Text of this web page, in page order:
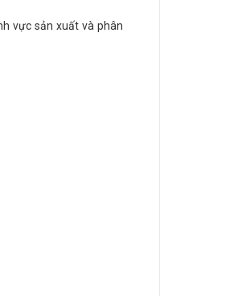
vực sản xuất và phân